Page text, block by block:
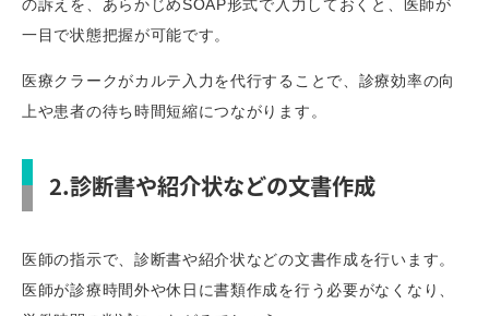
の訴えを、あらかじめSOAP形式で入力しておくと、医師が
一目で状態把握が可能です。
医療クラークがカルテ入力を代行することで、診療効率の向
上や患者の待ち時間短縮につながります。
2.診断書や紹介状などの文書作成
医師の指示で、診断書や紹介状などの文書作成を行います。
医師が診療時間外や休日に書類作成を行う必要がなくなり、